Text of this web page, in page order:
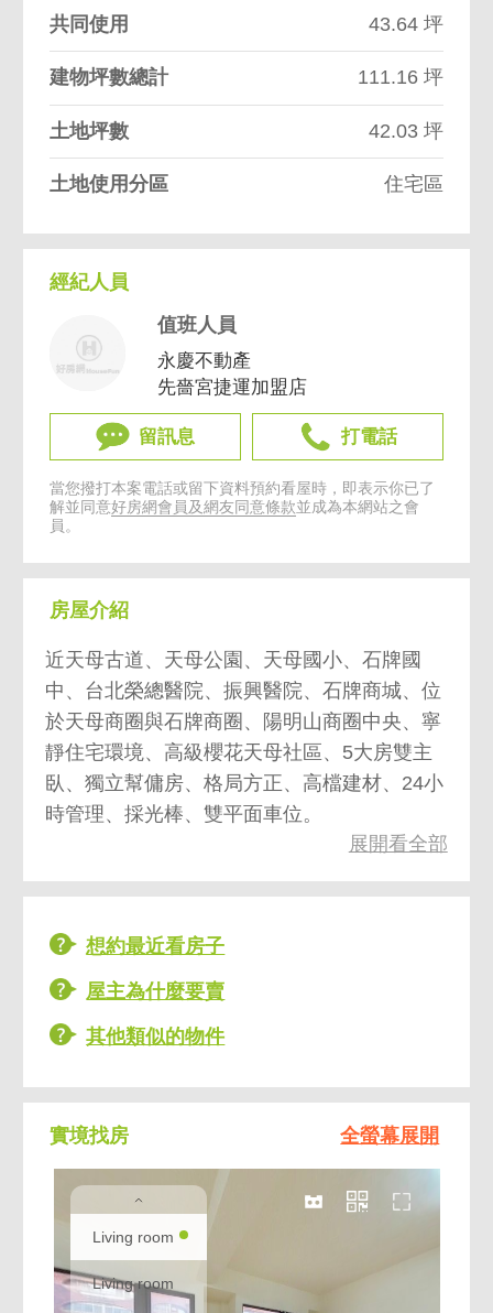
共同使用 43.64 坪
建物坪數總計 111.16 坪
土地坪數 42.03 坪
土地使用分區 住宅區
經紀人員
值班人員
永慶不動產
先嗇宮捷運加盟店
留訊息 打電話
當您撥打本案電話或留下資料預約看屋時，即表示你已了
解並同意好房網會員及網友同意條款並成為本網站之會
員。
房屋介紹
近天母古道、天母公園、天母國小、石牌國
中、台北榮總醫院、振興醫院、石牌商城、位
於天母商圈與石牌商圈、陽明山商圈中央、寧
靜住宅環境、高級櫻花天母社區、5大房雙主
臥、獨立幫傭房、格局方正、高檔建材、24小
時管理、採光棒、雙平面車位。
週邊捷運交通動線:大橋頭站 台北橋 菜寮 三重
週邊社區推薦名單:三重第一站 新富時代 河美
晶華ㄧ品 上得大廈 台北橋首府 重新國寶 活力
HoYa 大華尊爵 啟昇玉鼎 雙捷匯 荷堤 台北橋
賞 皇家河畔 美麗河畔 麗景豪門 星光藝術館
三輝首馥 寶石上品苑 京采 集美桂冠 國王特區
集美學大不同 冠德 美麗台北 日健悅 日健昇
摩宿 昇陽大院 東煒欽品 台北橋花園龍頭大廈
展開看全部
想約最近看房子
屋主為什麼要賣
其他類似的物件
實境找房 全螢幕展開